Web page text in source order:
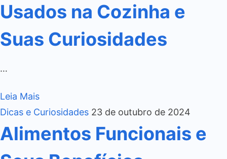
Usados na Cozinha e
Suas Curiosidades
…
Leia Mais
Dicas e Curiosidades 23 de outubro de 2024
Alimentos Funcionais e